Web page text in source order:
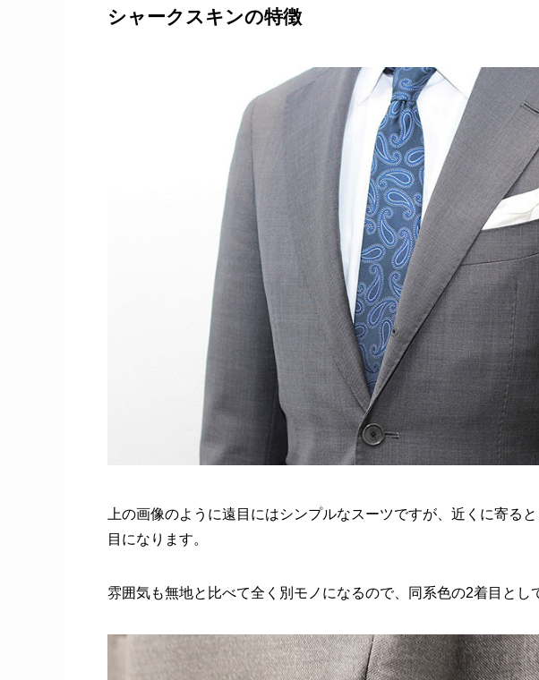
シャークスキンの特徴
上の画像のように遠目にはシンプルなスーツですが、近くに寄る
目になります。
雰囲気も無地と比べて全く別モノになるので、同系色の2着目とし